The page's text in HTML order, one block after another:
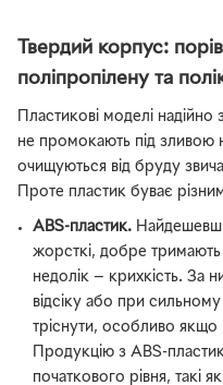
Твердий корпус:
поліпропілену та
Пластикові моделі надійно
не промокають під зливою
очищуються від бруду
Проте пластик буває
ABS-пластик.
жорсткі, добре
недолік — крихкість. За
відсіку або при
тріснути, особливо якщо
Продукцію з ABS-
початкового рівня, такі як